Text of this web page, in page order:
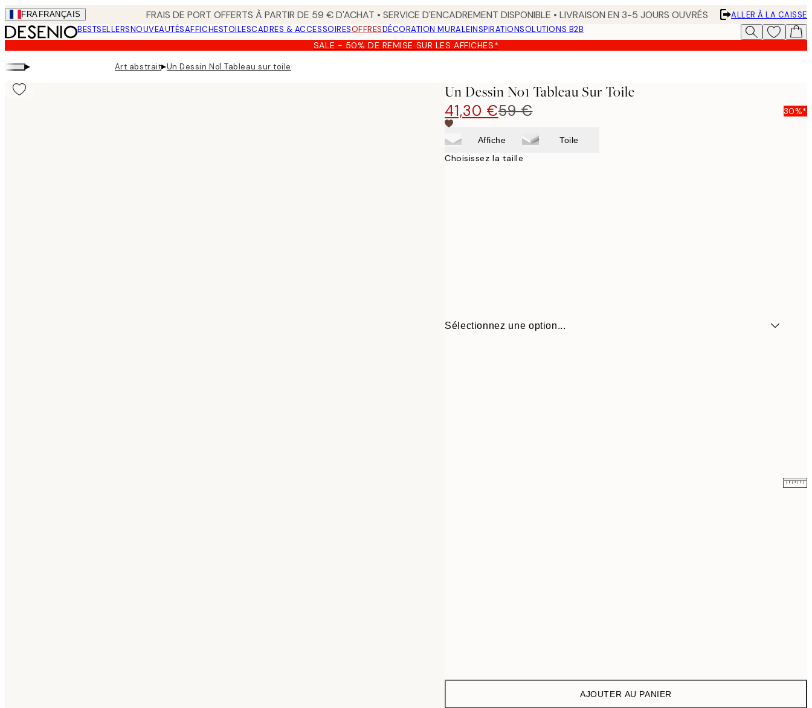
Skip
to
main
content.
FRA FRANÇAIS FRAIS DE PORT OFFERTS À PARTIR DE 59 € D'ACHAT • SERVICE D'ENCADREMENT DISPONIBLE • LIVRAISON EN 3-5 JOURS OUVRÉS
ALLER À LA CAISSE
BESTSELLERSNOUVEAUTÉSAFFICHESTOILESCADRES & ACCESSOIRESOFFRESDÉCORATION MURALEINSPIRATIONSOLUTIONS B2B
SALE - 50% DE REMISE SUR LES AFFICHES*
▸ Art abstrait▸Un Dessin No1 Tableau sur toile
Un Dessin No1 Tableau Sur Toile
41,30 €59 € 30%*
Affiche Toile
Choisissez la taille
Sélectionnez une option...
AJOUTER AU PANIER